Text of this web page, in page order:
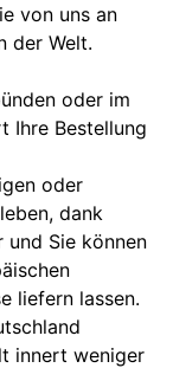
von uns an
der Welt.
oder im
Ihre Bestellung
oder
dank
und Sie können
liefern lassen.
innert weniger